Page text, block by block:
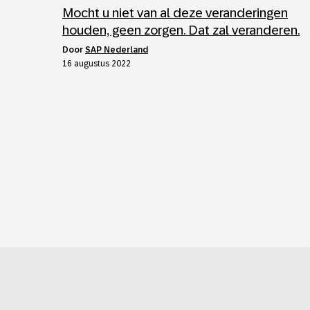
Mocht u niet van al deze veranderingen
houden, geen zorgen. Dat zal veranderen.
door SAP Nederland
16 augustus 2022